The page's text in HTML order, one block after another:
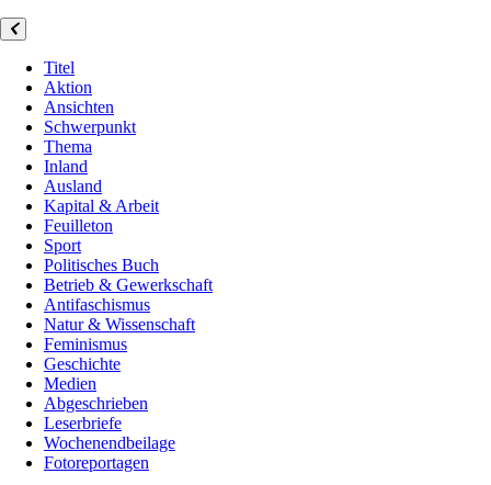
Titel
Aktion
Ansichten
Schwerpunkt
Thema
Inland
Ausland
Kapital & Arbeit
Feuilleton
Sport
Politisches Buch
Betrieb & Gewerkschaft
Antifaschismus
Natur & Wissenschaft
Feminismus
Geschichte
Medien
Abgeschrieben
Leserbriefe
Wochenendbeilage
Fotoreportagen